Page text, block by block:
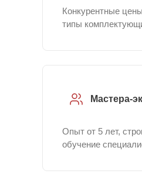
Конкурентные
типы
Мастера-
Опыт от 5 лет,
обучение